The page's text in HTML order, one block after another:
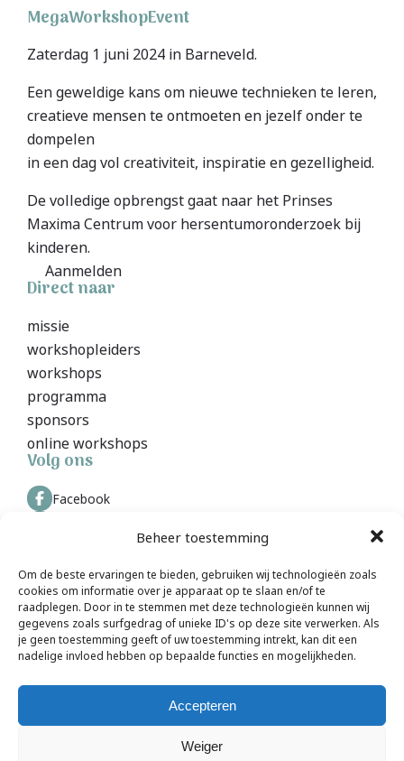
Beheer toestemming
Om de beste ervaringen te bieden, gebruiken wij technologieën zoals
cookies om informatie over je apparaat op te slaan en/of te
raadplegen. Door in te stemmen met deze technologieën kunnen wij
gegevens zoals surfgedrag of unieke ID's op deze site verwerken. Als
je geen toestemming geeft of uw toestemming intrekt, kan dit een
nadelige invloed hebben op bepaalde functies en mogelijkheden.
Accepteren
Weiger
MegaWorkshopEvent
Zaterdag 1 juni 2024 in Barneveld.
Een geweldige kans om nieuwe technieken te leren,
creatieve mensen te ontmoeten en jezelf onder te
dompelen
in een dag vol creativiteit, inspiratie en gezelligheid.
De volledige opbrengst gaat naar het Prinses
Maxima Centrum voor hersentumoronderzoek bij
kinderen.
Aanmelden
Direct naar
missie
workshopleiders
workshops
programma
sponsors
online workshops
Volg ons
Facebook
MegaWorkshopEvent
megaworkshopevent@gmail.com
© 2026 MegaWorkshopEvent